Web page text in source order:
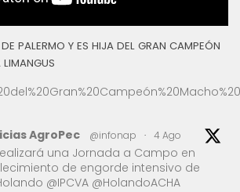
PALERMO Y ES HIJA DEL GRAN CAMPEÓN
AgroPec @infonap · 4 Ago
una Jornada a Campo en
de engorde intensivo de
@IPCVA @HolandoACHA